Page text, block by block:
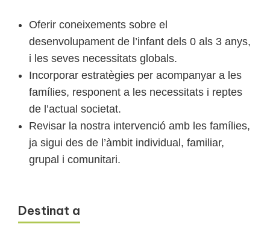
Oferir coneixements sobre el
desenvolupament de l’infant dels 0 als 3 anys,
i les seves necessitats globals.
Incorporar estratègies per acompanyar a les
famílies, responent a les necessitats i reptes
de l’actual societat.
Revisar la nostra intervenció amb les famílies,
ja sigui des de l’àmbit individual, familiar,
grupal i comunitari.
Destinat a